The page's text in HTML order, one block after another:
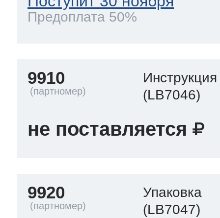
Предоплата 50%
9910
(LB7046)
не поставляется
9920
Упаковка
(LB7047)